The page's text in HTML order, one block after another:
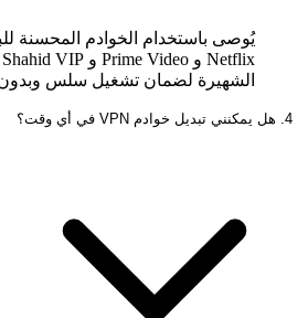
يُوصى باستخدام الخوادم المحسنة
الشهيرة لضمان تشغيل سلس
4. هل يمكنني تبديل خوادم VPN في أي وقت؟